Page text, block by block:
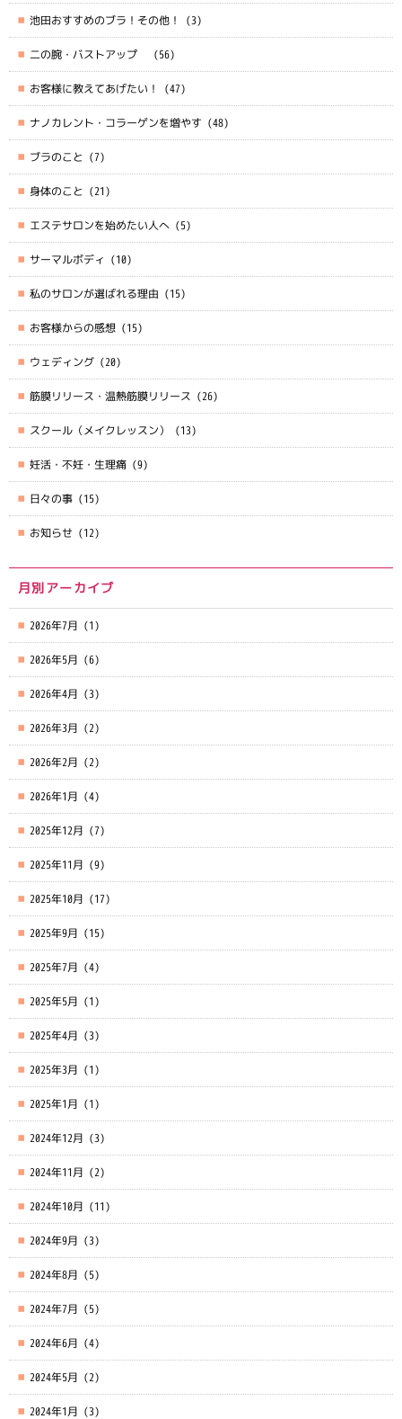
池田おすすめのブラ！その他！ (3)
二の腕・バストアップ (56)
お客様に教えてあげたい！ (47)
ナノカレント・コラーゲンを増やす (48)
ブラのこと (7)
身体のこと (21)
エステサロンを始めたい人へ (5)
サーマルボディ (10)
私のサロンが選ばれる理由 (15)
お客様からの感想 (15)
ウェディング (20)
筋膜リリース・温熱筋膜リリース (26)
スクール（メイクレッスン） (13)
妊活・不妊・生理痛 (9)
日々の事 (15)
お知らせ (12)
月別アーカイブ
2026年7月 (1)
2026年5月 (6)
2026年4月 (3)
2026年3月 (2)
2026年2月 (2)
2026年1月 (4)
2025年12月 (7)
2025年11月 (9)
2025年10月 (17)
2025年9月 (15)
2025年7月 (4)
2025年5月 (1)
2025年4月 (3)
2025年3月 (1)
2025年1月 (1)
2024年12月 (3)
2024年11月 (2)
2024年10月 (11)
2024年9月 (3)
2024年8月 (5)
2024年7月 (5)
2024年6月 (4)
2024年5月 (2)
2024年1月 (3)